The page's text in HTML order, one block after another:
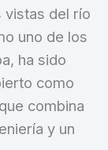
vistas del río
uno de los
ha sido
como
combina
y un